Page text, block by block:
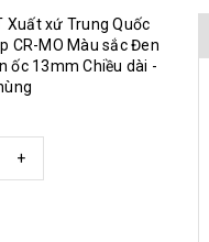
Xuất xứ Trung Quốc
CR-MO Màu sắc Đen
ốc 13mm Chiều dài -
+